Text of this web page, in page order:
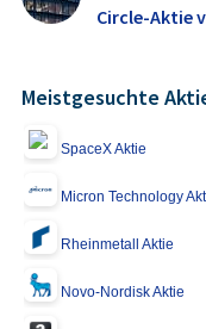
Circle-Aktie
Meistgesuchte
SpaceX Aktie
Micron Technology
Rheinmetall Aktie
Novo-Nordisk Aktie